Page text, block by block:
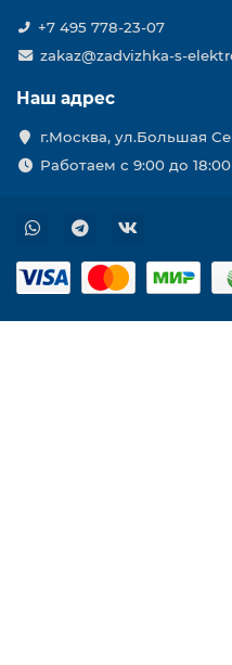
+7 495 778-23-07
zakaz@zadvizhka-s-
Наш адрес
г.Москва, ул.Большая
Работаем с 9:00 до 18:00